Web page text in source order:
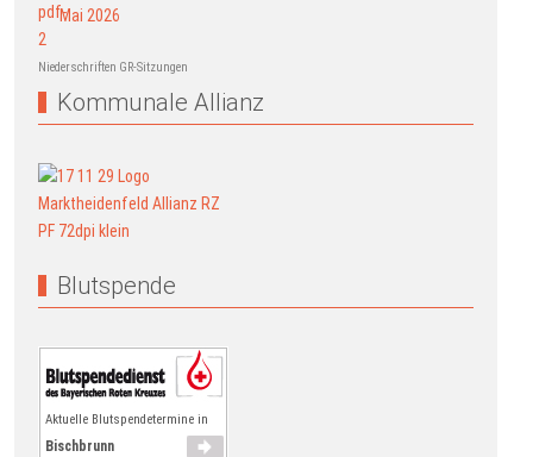
Mai 2026
Niederschriften GR-Sitzungen
Kommunale Allianz
Blutspende
Aktuelle Blutspendetermine in
Bischbrunn